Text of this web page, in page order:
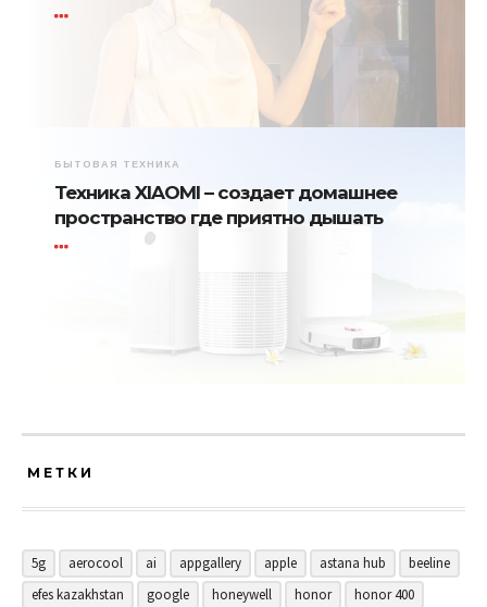
БЫТОВАЯ ТЕХНИКА
Техника XIAOMI – создает домашнее
пространство где приятно дышать
МЕТКИ
5g aerocool ai appgallery apple astana hub
beeline
efes kazakhstan
google honeywell honor
honor 400